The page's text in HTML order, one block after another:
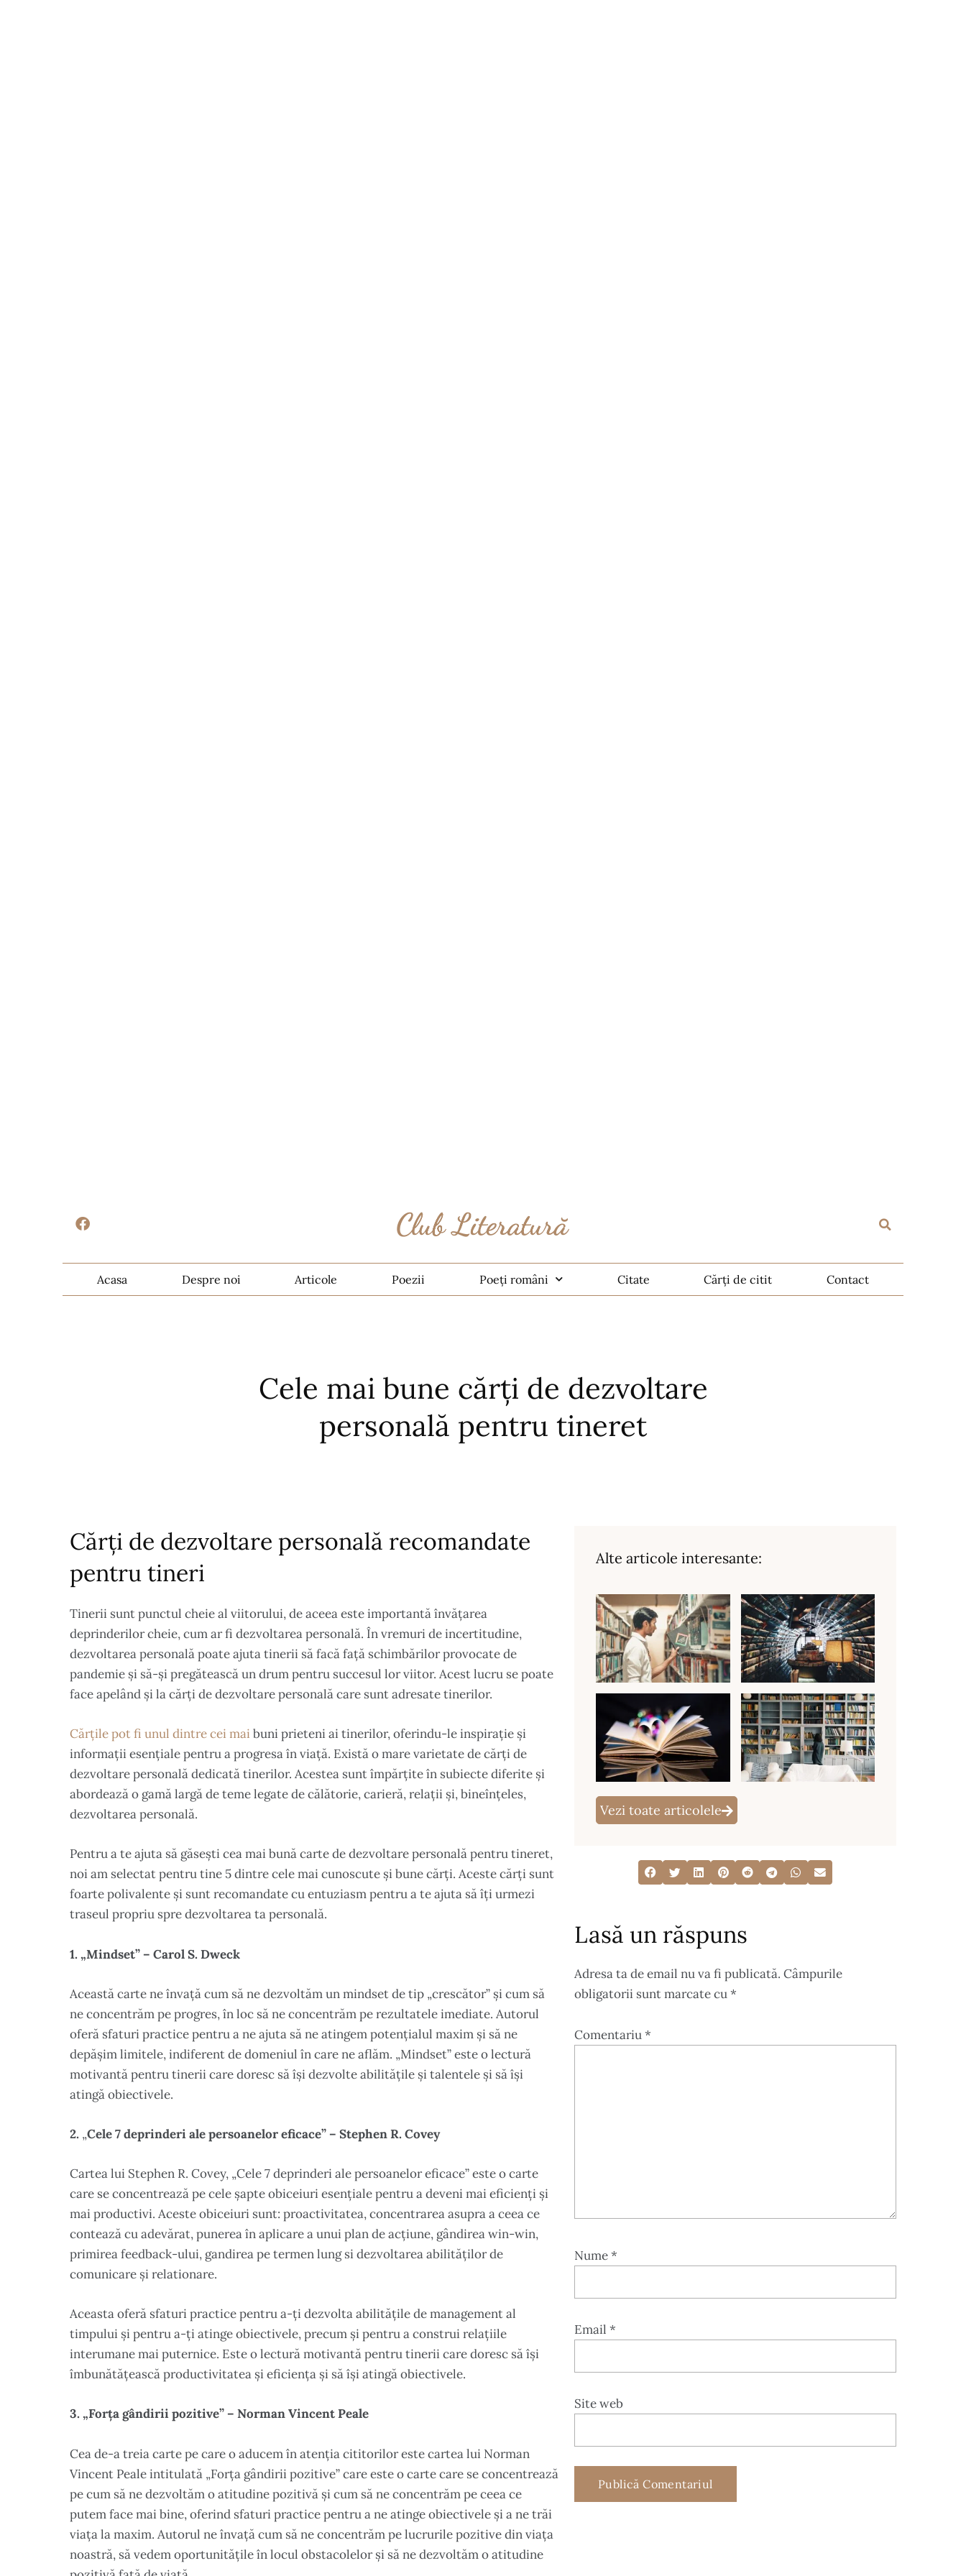
Acasa Despre noi Articole Poezii Poeți români Citate Cărți de citit Contact
Cele mai bune cărți de dezvoltare
personală pentru tineret
Cărți de dezvoltare personală recomandate
pentru tineri
Tinerii sunt punctul cheie al viitorului, de aceea este importantă învățarea
deprinderilor cheie, cum ar fi dezvoltarea personală. În vremuri de incertitudine,
dezvoltarea personală poate ajuta tinerii să facă față schimbărilor provocate de
pandemie și să-și pregătească un drum pentru succesul lor viitor. Acest lucru se poate
face apelând și la cărți de dezvoltare personală care sunt adresate tinerilor.
Cărțile pot fi unul dintre cei mai buni prieteni ai tinerilor, oferindu-le inspirație și
informații esențiale pentru a progresa în viață. Există o mare varietate de cărți de
dezvoltare personală dedicată tinerilor. Acestea sunt împărțite în subiecte diferite și
abordează o gamă largă de teme legate de călătorie, carieră, relații și, bineînțeles,
dezvoltarea personală.
Pentru a te ajuta să găsești cea mai bună carte de dezvoltare personală pentru tineret,
noi am selectat pentru tine 5 dintre cele mai cunoscute și bune cărți. Aceste cărți sunt
foarte polivalente și sunt recomandate cu entuziasm pentru a te ajuta să îţi urmezi
traseul propriu spre dezvoltarea ta personală.
1. „Mindset” – Carol S. Dweck
Această carte ne învață cum să ne dezvoltăm un mindset de tip „crescător” și cum să
ne concentrăm pe progres, în loc să ne concentrăm pe rezultatele imediate. Autorul
oferă sfaturi practice pentru a ne ajuta să ne atingem potențialul maxim și să ne
depășim limitele, indiferent de domeniul în care ne aflăm. „Mindset” este o lectură
motivantă pentru tinerii care doresc să își dezvolte abilitățile și talentele și să își
atingă obiectivele.
2. „Cele 7 deprinderi ale persoanelor eficace” – Stephen R. Covey
Cartea lui Stephen R. Covey, „Cele 7 deprinderi ale persoanelor eficace” este o carte
care se concentrează pe cele șapte obiceiuri esențiale pentru a deveni mai eficienți și
mai productivi. Aceste obiceiuri sunt: proactivitatea, concentrarea asupra a ceea ce
contează cu adevărat, punerea în aplicare a unui plan de acțiune, gândirea win-win,
primirea feedback-ului, gandirea pe termen lung si dezvoltarea abilităților de
comunicare și relationare.
Aceasta oferă sfaturi practice pentru a-ți dezvolta abilitățile de management al
timpului și pentru a-ți atinge obiectivele, precum și pentru a construi relațiile
interumane mai puternice. Este o lectură motivantă pentru tinerii care doresc să își
îmbunătățească productivitatea și eficiența și să își atingă obiectivele.
3. „Forța gândirii pozitive” – Norman Vincent Peale
Cea de-a treia carte pe care o aducem în atenția cititorilor este cartea lui Norman
Vincent Peale intitulată „Forța gândirii pozitive” care este o carte care se concentrează
pe cum să ne dezvoltăm o atitudine pozitivă și cum să ne concentrăm pe ceea ce
putem face mai bine, oferind sfaturi practice pentru a ne atinge obiectivele și a ne trăi
viața la maxim. Autorul ne învață cum să ne concentrăm pe lucrurile pozitive din viața
noastră, să vedem oportunitățile în locul obstacolelor și să ne dezvoltăm o atitudine
Alte articole interesante:
Vezi toate articolele
Lasă un răspuns
Adresa ta de email nu va fi publicată. Câmpurile
obligatorii sunt marcate cu*
Comentariu*
Nume*
Email *
Site web